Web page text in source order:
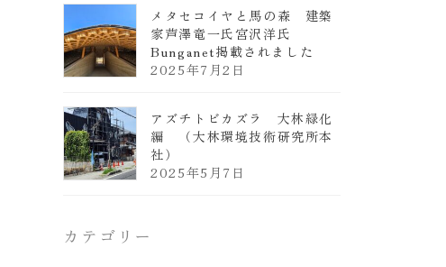
メタセコイヤと馬の森 建築
家芦澤竜一氏宮沢洋氏
Bunganet掲載されました
2025年7月2日
アズチトビカズラ 大林緑化
編 （大林環境技術研究所本
社）
2025年5月7日
カテゴリー